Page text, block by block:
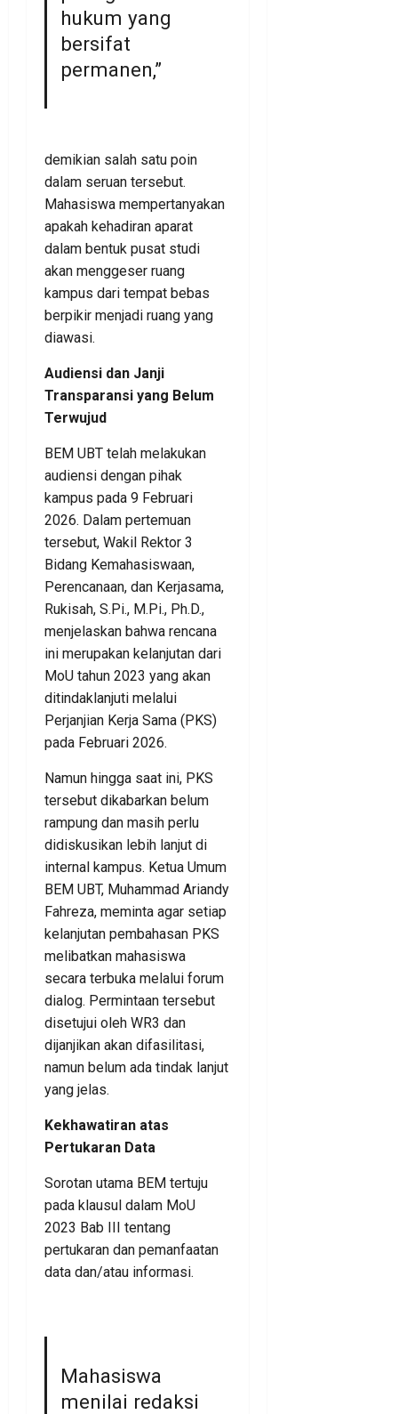
hukum yang
bersifat
permanen,”
demikian salah satu poin
dalam seruan tersebut.
Mahasiswa mempertanyakan
apakah kehadiran aparat
dalam bentuk pusat studi
akan menggeser ruang
kampus dari tempat bebas
berpikir menjadi ruang yang
diawasi.
Audiensi dan Janji
Transparansi yang Belum
Terwujud
BEM UBT telah melakukan
audiensi dengan pihak
kampus pada 9 Februari
2026. Dalam pertemuan
tersebut, Wakil Rektor 3
Bidang Kemahasiswaan,
Perencanaan, dan Kerjasama,
Rukisah, S.Pi., M.Pi., Ph.D.,
menjelaskan bahwa rencana
ini merupakan kelanjutan dari
MoU tahun 2023 yang akan
ditindaklanjuti melalui
Perjanjian Kerja Sama (PKS)
pada Februari 2026.
Namun hingga saat ini, PKS
tersebut dikabarkan belum
rampung dan masih perlu
didiskusikan lebih lanjut di
internal kampus. Ketua Umum
BEM UBT, Muhammad Ariandy
Fahreza, meminta agar setiap
kelanjutan pembahasan PKS
melibatkan mahasiswa
secara terbuka melalui forum
dialog. Permintaan tersebut
disetujui oleh WR3 dan
dijanjikan akan difasilitasi,
namun belum ada tindak lanjut
yang jelas.
Kekhawatiran atas
Pertukaran Data
Sorotan utama BEM tertuju
pada klausul dalam MoU
2023 Bab III tentang
pertukaran dan pemanfaatan
data dan/atau informasi.
Mahasiswa
menilai redaksi